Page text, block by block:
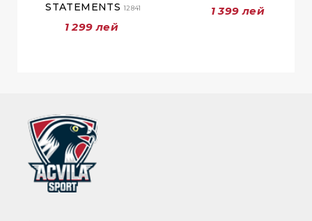
STATEMENTS12841
1 299 лей
1 399 лей